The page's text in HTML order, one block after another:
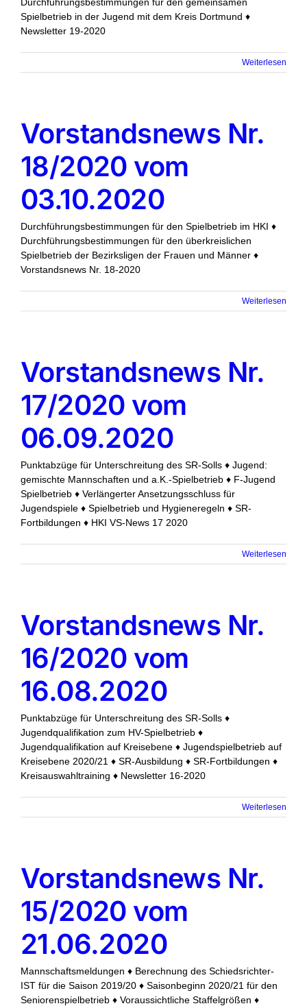
Spielbetrieb in der Jugend mit dem Kreis Dortmund ♦
Newsletter 19-2020
Weiterlesen
Vorstandsnews Nr.
18/2020 vom
03.10.2020
Durchführungsbestimmungen für den Spielbetrieb im HKI ♦
Durchführungsbestimmungen für den überkreislichen
Spielbetrieb der Bezirksligen der Frauen und Männer ♦
Vorstandsnews Nr. 18-2020
Weiterlesen
Vorstandsnews Nr.
17/2020 vom
06.09.2020
Punktabzüge für Unterschreitung des SR-Solls ♦ Jugend:
gemischte Mannschaften und a.K.-Spielbetrieb ♦ F-Jugend
Spielbetrieb ♦ Verlängerter Ansetzungsschluss für
Jugendspiele ♦ Spielbetrieb und Hygieneregeln ♦ SR-
Fortbildungen ♦ HKI VS-News 17 2020
Weiterlesen
Vorstandsnews Nr.
16/2020 vom
16.08.2020
Punktabzüge für Unterschreitung des SR-Solls ♦
Jugendqualifikation zum HV-Spielbetrieb ♦
Jugendqualifikation auf Kreisebene ♦ Jugendspielbetrieb auf
Kreisebene 2020/21 ♦ SR-Ausbildung ♦ SR-Fortbildungen ♦
Kreisauswahltraining ♦ Newsletter 16-2020
Weiterlesen
Vorstandsnews Nr.
15/2020 vom
21.06.2020
Mannschaftsmeldungen ♦ Berechnung des Schiedsrichter-
IST für die Saison 2019/20 ♦ Saisonbeginn 2020/21 für den
Seniorenspielbetrieb ♦ Voraussichtliche Staffelgrößen ♦